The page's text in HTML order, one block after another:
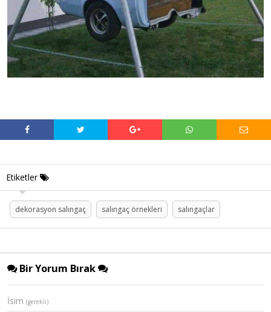
Etiketler
dekorasyon salıngaç salıngaç örnekleri salıngaçlar
Bir Yorum Bırak
İsim (gerekli)